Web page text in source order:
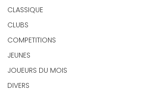
CLASSIQUE
CLUBS
COMPETITIONS
JEUNES
JOUEURS DU MOIS
DIVERS